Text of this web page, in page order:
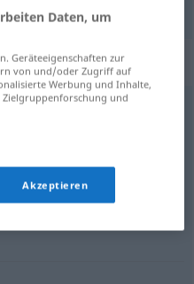
Daten, um
Geräteeigenschaften zur
von und/oder Zugriff auf
Werbung und Inhalte,
und
Akzeptieren